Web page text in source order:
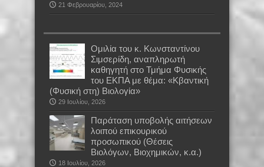
21 Φεβρουαρίου, 2024
Oμιλία του κ. Κωνσταντίνου
Σιμσερίδη, αναπληρωτή
καθηγητή στο Τμήμα Φυσικής
του ΕΚΠΑ με θέμα: «Κβαντική
(Φυσική στη) Βιολογία»
29 Ιουλίου, 2026
Παράταση υποβολής αιτήσεων
λοιπού επικουρικού
προσωπικού (Θέσεις
Βιολόγων, Βιοχημικών, κ.α.)
18 Ιουλίου, 2026